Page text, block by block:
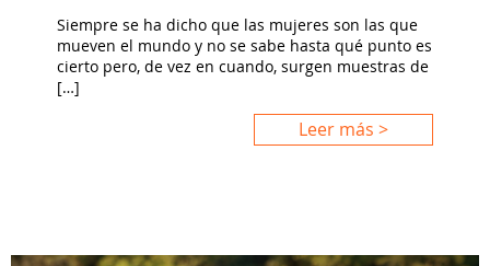
Siempre se ha dicho que las mujeres son las que
mueven el mundo y no se sabe hasta qué punto es
cierto pero, de vez en cuando, surgen muestras de
[…]
Leer más >